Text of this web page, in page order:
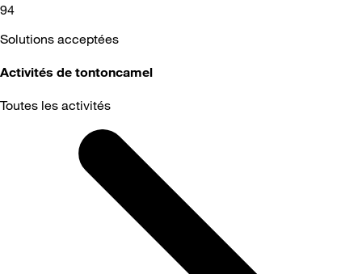
94
Solutions acceptées
Activités de tontoncamel
Toutes les activités